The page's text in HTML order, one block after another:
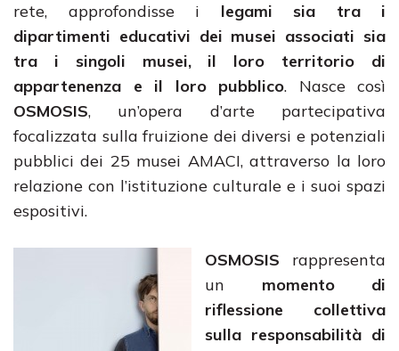
rete, approfondisse i legami sia tra i
dipartimenti educativi dei musei associati sia
tra i singoli musei, il loro territorio di
appartenenza e il loro pubblico. Nasce così
OSMOSIS, un’opera d’arte partecipativa
focalizzata sulla fruizione dei diversi e potenziali
pubblici dei 25 musei AMACI, attraverso la loro
relazione con l’istituzione culturale e i suoi spazi
espositivi.
OSMOSIS rappresenta
un momento di
riflessione collettiva
sulla responsabilità di